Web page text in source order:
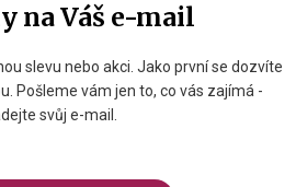
na Váš e-mail
slevu nebo akci. Jako první se dozvíte
Pošleme vám jen to, co vás zajímá -
svůj e-mail.